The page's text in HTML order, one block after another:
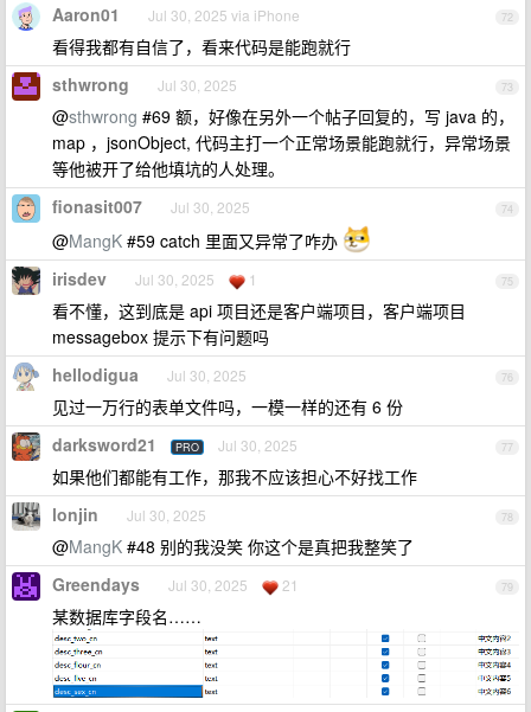
72
Aaron01 Jul 30, 2025 via iPhone
看得我都有自信了，看来代码是能跑就行
73
sthwrong Jul 30, 2025
@sthwrong #69 额，好像在另外一个帖子回复的，写 java 的，
map ，jsonObject, 代码主打一个正常场景能跑就行，异常场景
等他被开了给他填坑的人处理。
74
fionasit007 Jul 30, 2025
@MangK #59 catch 里面又异常了咋办
75
irisdev Jul 30, 2025 1
看不懂，这到底是 api 项目还是客户端项目，客户端项目
messagebox 提示下有问题吗
76
hellodigua Jul 30, 2025
见过一万行的表单文件吗，一模一样的还有 6 份
77
darksword21 PRO Jul 30, 2025
如果他们都能有工作，那我不应该担心不好找工作
78
lonjin Jul 30, 2025
@MangK #48 别的我没笑 你这个是真把我整笑了
79
Greendays Jul 30, 2025 21
某数据库字段名……